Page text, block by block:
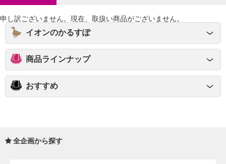
申し訳ございません。現在、取扱い商品がございません。
イオンのかるすぽ
商品ラインナップ
おすすめ
全企画から探す